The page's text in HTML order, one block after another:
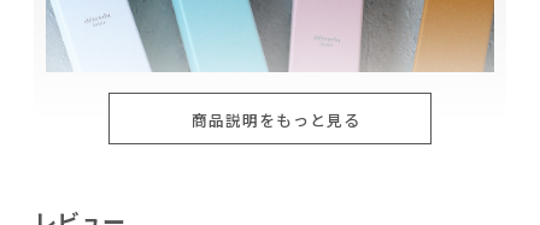
商品説明をもっと見る